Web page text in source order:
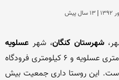
شهرستان كنگان، شهر عسلویه